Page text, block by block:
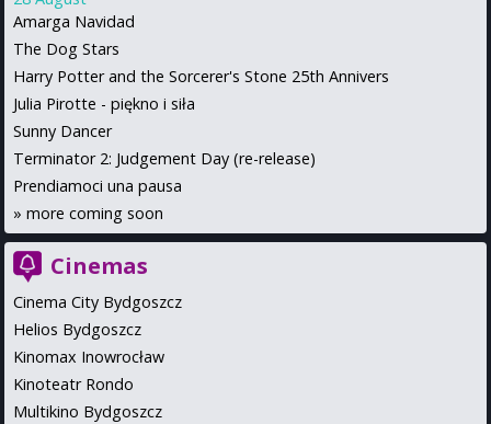
Amarga Navidad
The Dog Stars
Harry Potter and the Sorcerer's Stone 25th Annivers
Julia Pirotte - piękno i siła
Sunny Dancer
Terminator 2: Judgement Day (re-release)
Prendiamoci una pausa
» more coming soon
Cinemas
Cinema City Bydgoszcz
Helios Bydgoszcz
Kinomax Inowrocław
Kinoteatr Rondo
Multikino Bydgoszcz